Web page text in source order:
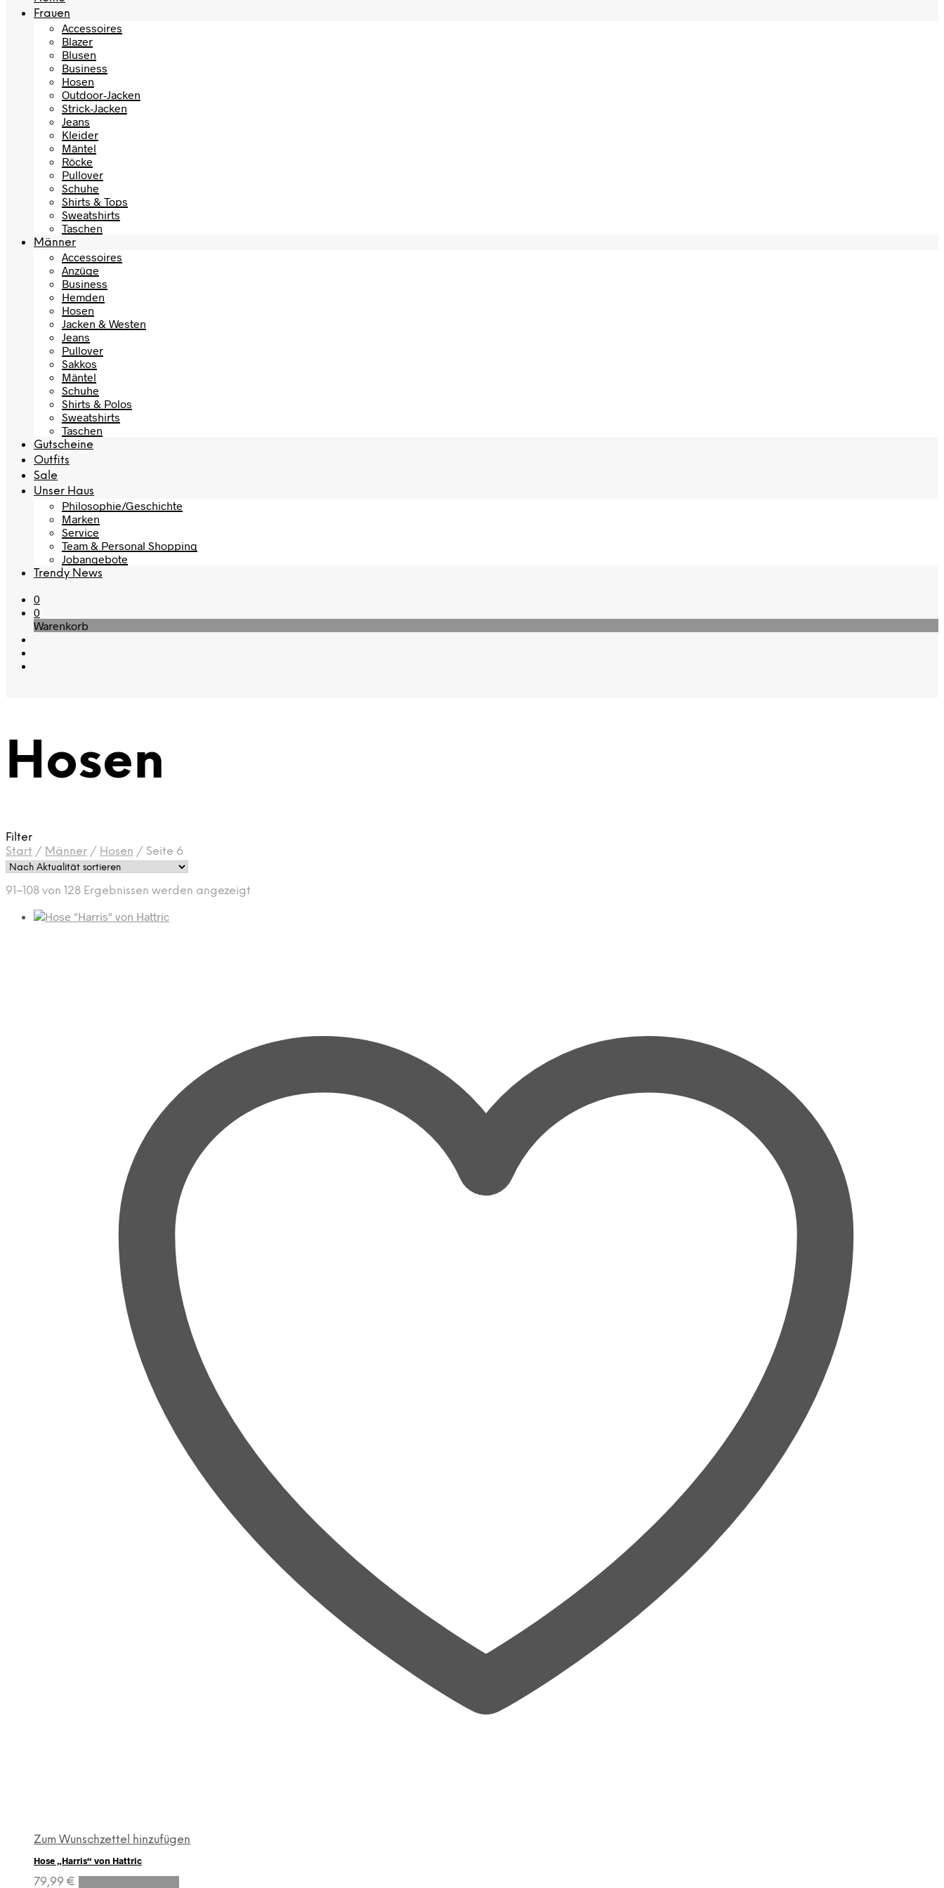
Frauen
Accessoires
Blazer
Blusen
Business
Hosen
Outdoor-Jacken
Strick-Jacken
Jeans
Kleider
Mäntel
Röcke
Pullover
Schuhe
Shirts & Tops
Sweatshirts
Taschen
Männer
Accessoires
Anzüge
Business
Hemden
Hosen
Jacken & Westen
Jeans
Pullover
Sakkos
Mäntel
Schuhe
Shirts & Polos
Sweatshirts
Taschen
Gutscheine
Outfits
Sale
Unser Haus
Philosophie/Geschichte
Marken
Service
Team & Personal Shopping
Jobangebote
Trendy News
0
0
Warenkorb
Hosen
Filter
Start / Männer / Hosen / Seite 6
91–108 von 128 Ergebnissen werden angezeigt
Zum Wunschzettel hinzufügen
Hose „Harris“ von Hattric
79,99 €
Dieses